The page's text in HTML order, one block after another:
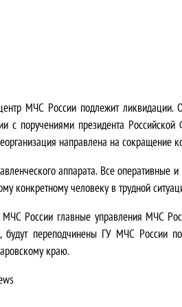
МЧС России подлежит ликвидации.
с поручениями президента
направлена на сокращение
аппарата. Все
конкретному человеку в трудной
России главные управления МЧС
будут переподчинены ГУ МЧС России
краю.